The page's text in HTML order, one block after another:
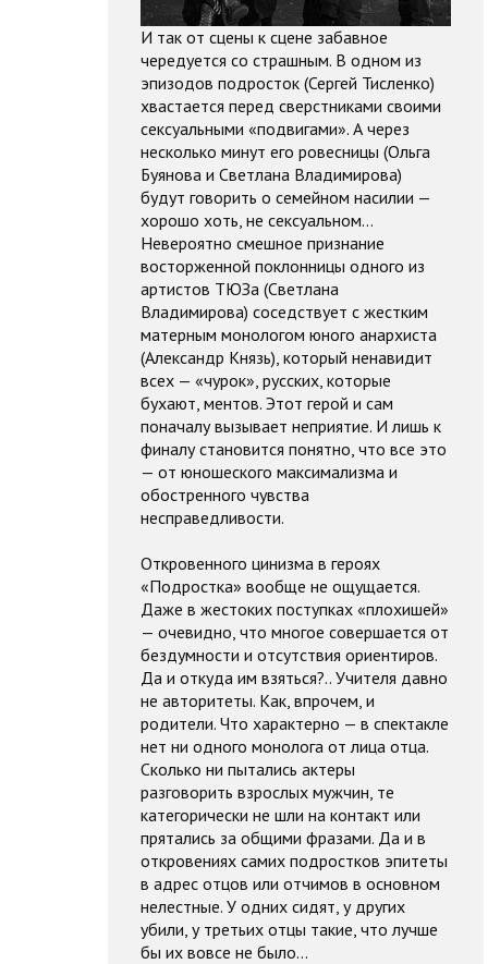
И так от сцены к сцене забавное
чередуется со страшным. В одном из
эпизодов подросток (Сергей Тисленко)
хвастается перед сверстниками своими
сексуальными «подвигами». А через
несколько минут его ровесницы (Ольга
Буянова и Светлана Владимирова)
будут говорить о семейном насилии —
хорошо хоть, не сексуальном…
Невероятно смешное признание
восторженной поклонницы одного из
артистов ТЮЗа (Светлана
Владимирова) соседствует с жестким
матерным монологом юного анархиста
(Александр Князь), который ненавидит
всех — «чурок», русских, которые
бухают, ментов. Этот герой и сам
поначалу вызывает неприятие. И лишь к
финалу становится понятно, что все это
— от юношеского максимализма и
обостренного чувства
несправедливости.
Откровенного цинизма в героях
«Подростка» вообще не ощущается.
Даже в жестоких поступках «плохишей»
— очевидно, что многое совершается от
бездумности и отсутствия ориентиров.
Да и откуда им взяться?.. Учителя давно
не авторитеты. Как, впрочем, и
родители. Что характерно — в спектакле
нет ни одного монолога от лица отца.
Сколько ни пытались актеры
разговорить взрослых мужчин, те
категорически не шли на контакт или
прятались за общими фразами. Да и в
откровениях самих подростков эпитеты
в адрес отцов или отчимов в основном
нелестные. У одних сидят, у других
убили, у третьих отцы такие, что лучше
бы их вовсе не было…